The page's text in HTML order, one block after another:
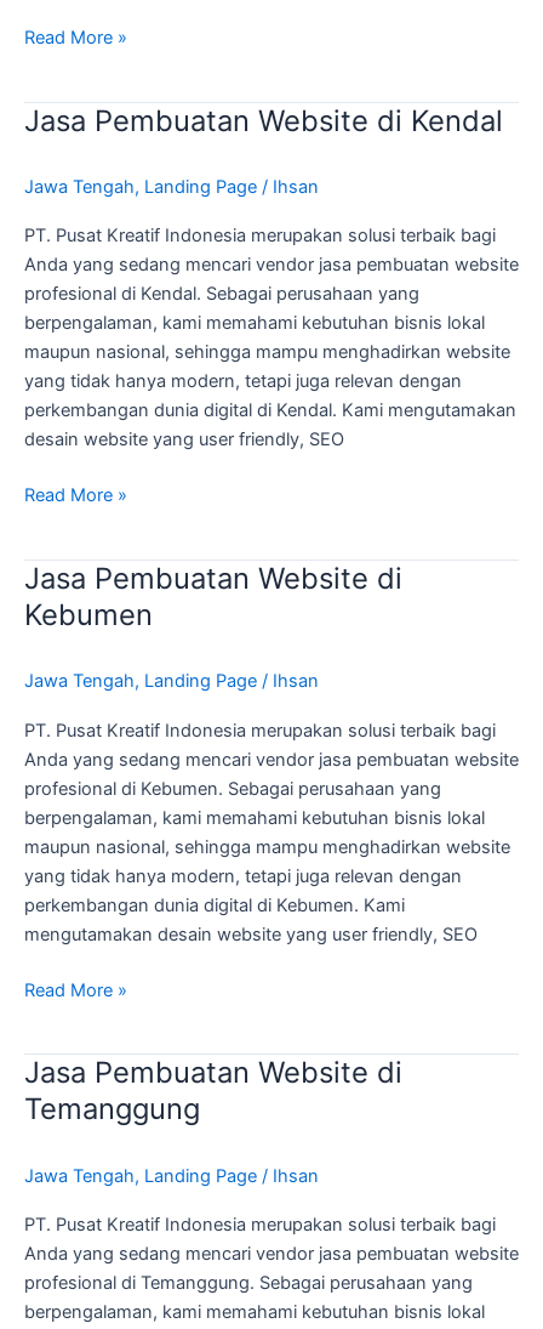
Read More »
Jasa Pembuatan Website di Kendal
Jawa Tengah, Landing Page / Ihsan
PT. Pusat Kreatif Indonesia merupakan solusi terbaik bagi
Anda yang sedang mencari vendor jasa pembuatan website
profesional di Kendal. Sebagai perusahaan yang
berpengalaman, kami memahami kebutuhan bisnis lokal
maupun nasional, sehingga mampu menghadirkan website
yang tidak hanya modern, tetapi juga relevan dengan
perkembangan dunia digital di Kendal. Kami mengutamakan
desain website yang user friendly, SEO
Jasa
Website
Kendal
Read More »
Jasa Pembuatan Website di
Kebumen
Jawa Tengah, Landing Page / Ihsan
PT. Pusat Kreatif Indonesia merupakan solusi terbaik bagi
Anda yang sedang mencari vendor jasa pembuatan website
profesional di Kebumen. Sebagai perusahaan yang
berpengalaman, kami memahami kebutuhan bisnis lokal
maupun nasional, sehingga mampu menghadirkan website
yang tidak hanya modern, tetapi juga relevan dengan
perkembangan dunia digital di Kebumen. Kami
mengutamakan desain website yang user friendly, SEO
Jasa
Pembuatan
Website
Kebumen
Read More »
Jasa Pembuatan Website di
Temanggung
Jawa Tengah, Landing Page / Ihsan
PT. Pusat Kreatif Indonesia merupakan solusi terbaik bagi
Anda yang sedang mencari vendor jasa pembuatan website
profesional di Temanggung. Sebagai perusahaan yang
berpengalaman, kami memahami kebutuhan bisnis lokal
Jasa
Pembuatan
Website
Temanggung